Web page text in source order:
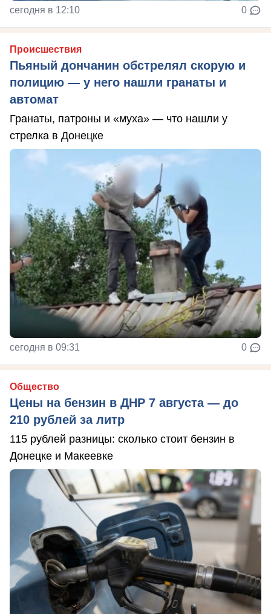
сегодня в 12:10 0
Происшествия
Пьяный дончанин обстрелял скорую и
полицию — у него нашли гранаты и
автомат
Гранаты, патроны и «муха» — что нашли у
стрелка в Донецке
сегодня в 09:31 0
Общество
Цены на бензин в ДНР 7 августа — до
210 рублей за литр
115 рублей разницы: сколько стоит бензин в
Донецке и Макеевке